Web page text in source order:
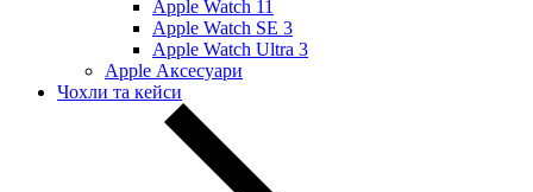
Apple Watch 11
Apple Watch SE 3
Apple Watch Ultra 3
Apple Аксесуари
Чохли та кейси